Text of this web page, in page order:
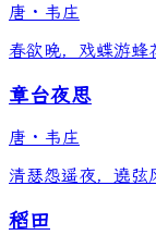
唐 · 韦庄
春欲晚，戏蝶游蜂
章台夜思
唐 · 韦庄
清瑟怨遥夜，遶弦
稻田